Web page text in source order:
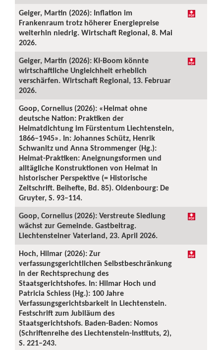
Geiger, Martin (2026): Inflation im
Frankenraum trotz höherer Energiepreise
weiterhin niedrig. Wirtschaft Regional, 8. Mai
2026.
Geiger, Martin (2026): KI-Boom könnte
wirtschaftliche Ungleichheit erheblich
verschärfen. Wirtschaft Regional, 13. Februar
2026.
Goop, Cornelius (2026): «Heimat ohne
deutsche Nation: Praktiken der
Heimatdichtung im Fürstentum Liechtenstein,
1866–1945». In: Johannes Schütz, Henrik
Schwanitz und Anna Strommenger (Hg.):
Heimat-Praktiken: Aneignungsformen und
alltägliche Konstruktionen von Heimat in
historischer Perspektive (= Historische
Zeitschrift. Beihefte, Bd. 85). Oldenbourg: De
Gruyter, S. 93–114.
Goop, Cornelius (2026): Verstreute Siedlung
wächst zur Gemeinde. Gastbeitrag.
Liechtensteiner Vaterland, 23. April 2026.
Hoch, Hilmar (2026): Zur
verfassungsgerichtlichen Selbstbeschränkung
in der Rechtsprechung des
Staatsgerichtshofes. In: Hilmar Hoch und
Patricia Schiess (Hg.): 100 Jahre
Verfassungsgerichtsbarkeit in Liechtenstein.
Festschrift zum Jubiläum des
Staatsgerichtshofs. Baden-Baden: Nomos
(Schriftenreihe des Liechtenstein-Instituts, 2),
S. 221–243.